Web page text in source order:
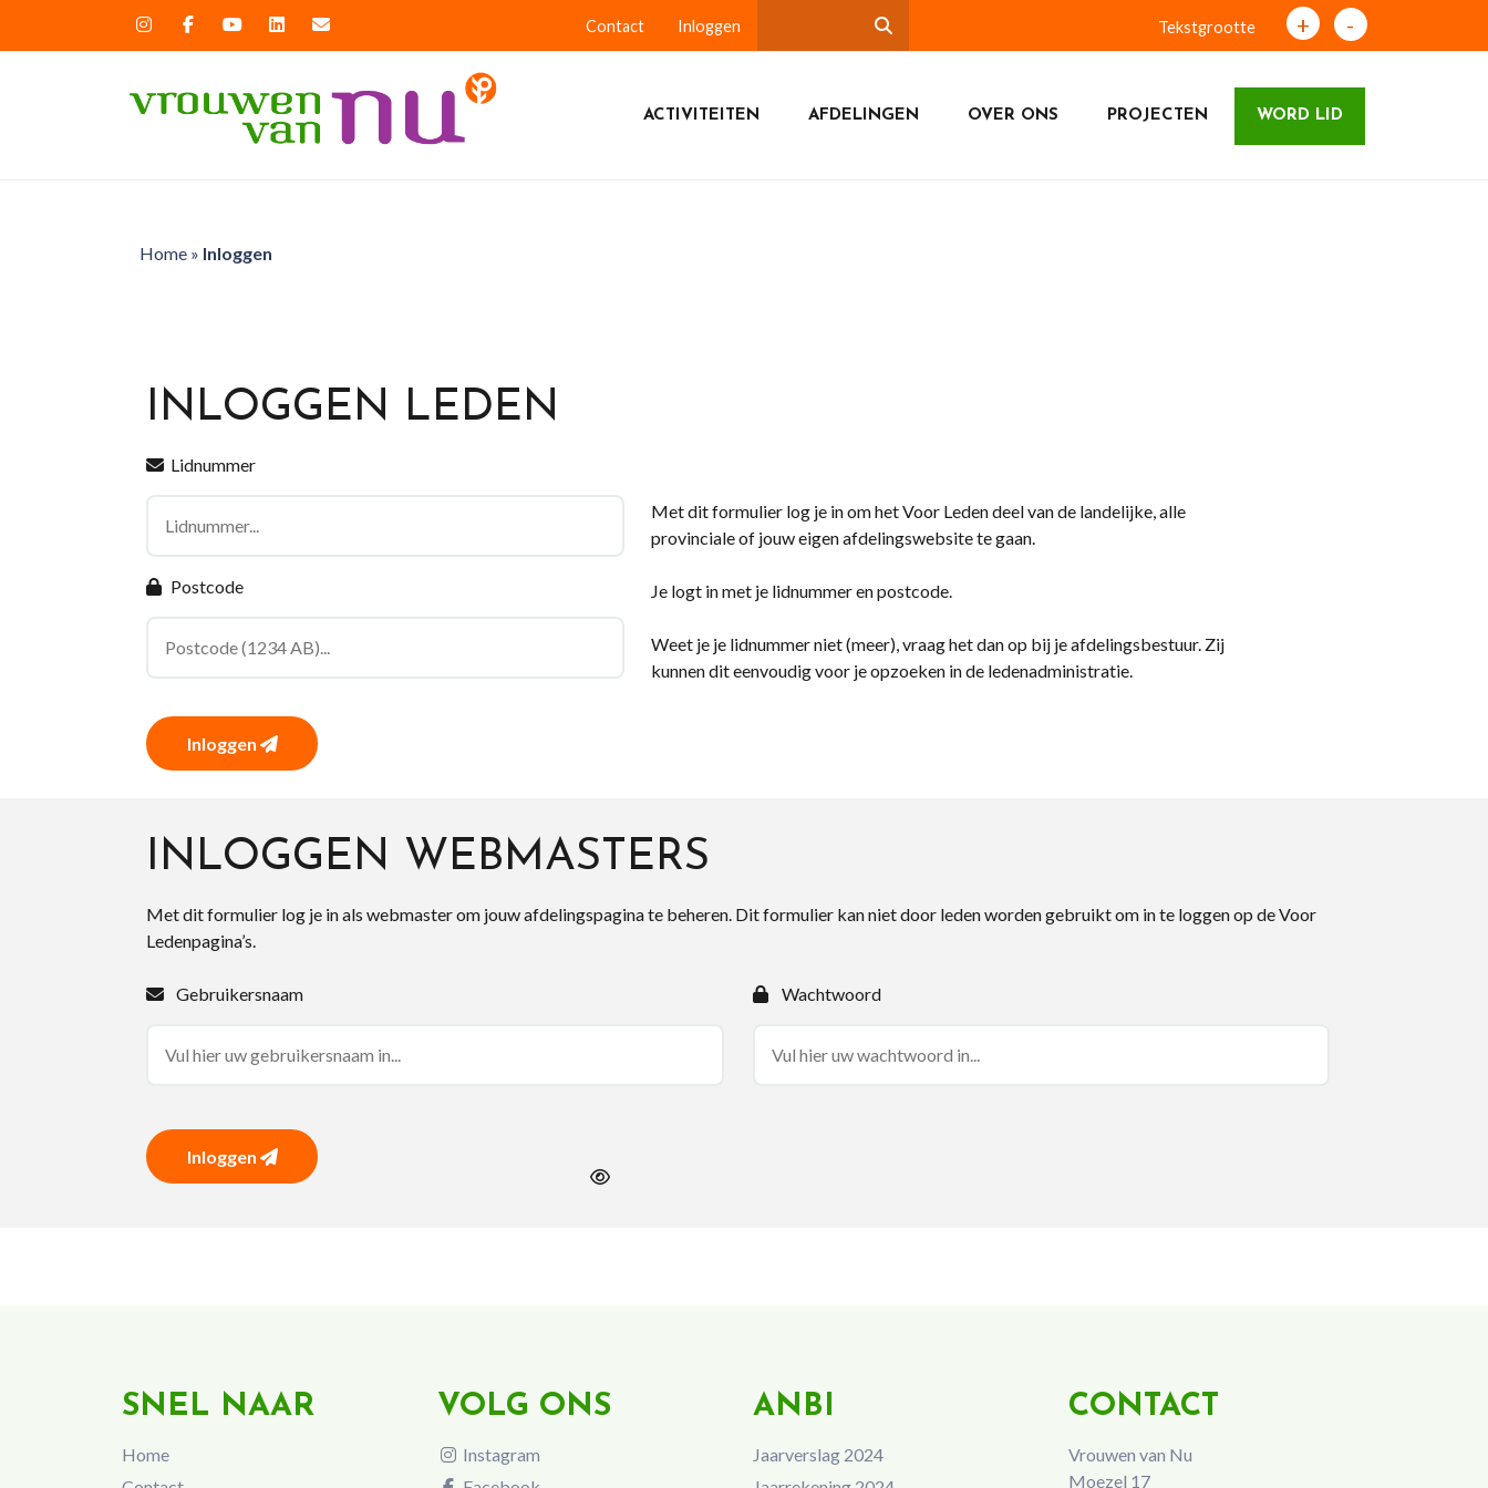
Contact Inloggen Tekstgrootte + -
ACTIVITEITEN AFDELINGEN OVER ONS PROJECTEN WORD LID
Home» Inloggen
INLOGGEN LEDEN
Lidnummer
Postcode
Inloggen
Met dit formulier log je in om het Voor Leden deel van de landelijke, alle
provinciale of jouw eigen afdelingswebsite te gaan.
Je logt in met je lidnummer en postcode.
Weet je je lidnummer niet (meer), vraag het dan op bij je afdelingsbestuur. Zij
kunnen dit eenvoudig voor je opzoeken in de ledenadministratie.
INLOGGEN WEBMASTERS
Met dit formulier log je in als webmaster om jouw afdelingspagina te beheren. Dit formulier kan niet door leden worden gebruikt om in te loggen op de Voor
Ledenpagina’s.
Gebruikersnaam Wachtwoord
Inloggen
SNEL NAAR
Home
VOLG ONS
Instagram
ANBI
Jaarverslag 2024
CONTACT
Vrouwen van Nu
Moezel 17